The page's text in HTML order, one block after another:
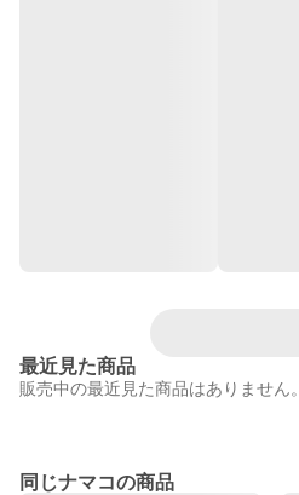
最近見た商品
販売中の最近見た商品はありません。
同じナマコの商品